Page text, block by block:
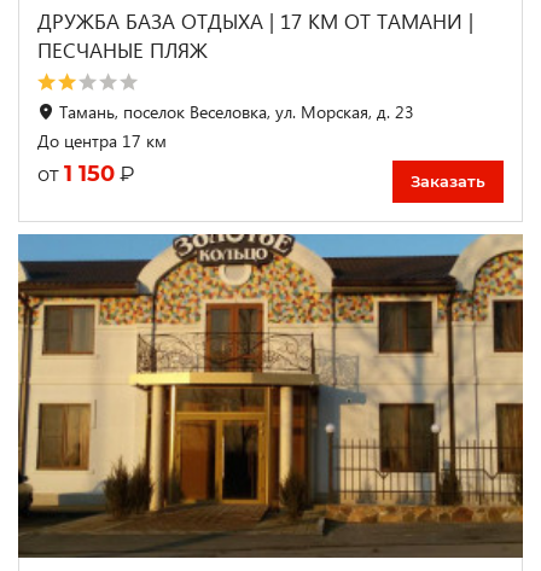
ДРУЖБА БАЗА ОТДЫХА | 17 КМ ОТ ТАМАНИ |
ПЕСЧАНЫЕ ПЛЯЖ
Тамань, поселок Веселовка, ул. Морская, д. 23
До центра 17 км
от 1 150 ₽ Заказать